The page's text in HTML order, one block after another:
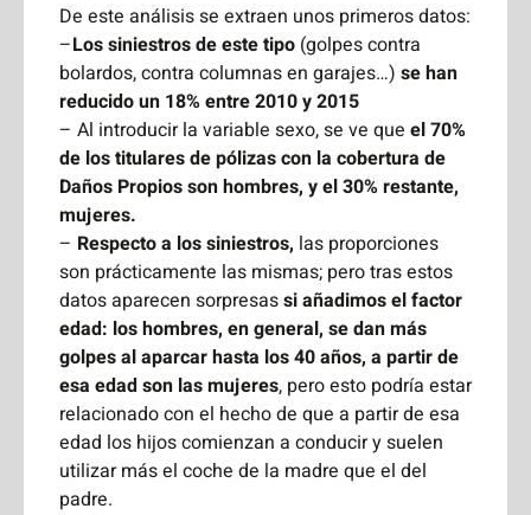
De este análisis se extraen unos primeros datos:
–Los siniestros de este tipo (golpes contra
bolardos, contra columnas en garajes…) se han
reducido un 18% entre 2010 y 2015
– Al introducir la variable sexo, se ve que el 70%
de los titulares de pólizas con la cobertura de
Daños Propios son hombres, y el 30% restante,
mujeres.
– Respecto a los siniestros, las proporciones
son prácticamente las mismas; pero tras estos
datos aparecen sorpresassi añadimos el factor
edad: los hombres, en general, se dan más
golpes al aparcar hasta los 40 años, a partir de
esa edad son las mujeres, pero esto podría estar
relacionado con el hecho de que a partir de esa
edad los hijos comienzan a conducir y suelen
utilizar más el coche de la madre que el del
padre.